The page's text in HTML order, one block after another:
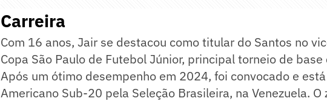
Carreira
Com 16 anos, Jair se destacou como titular do Santos no
Copa São Paulo de Futebol Júnior, principal torneio de
Após um ótimo desempenho em 2024, foi convocado e
Americano Sub-20 pela Seleção Brasileira, na Venezuela.